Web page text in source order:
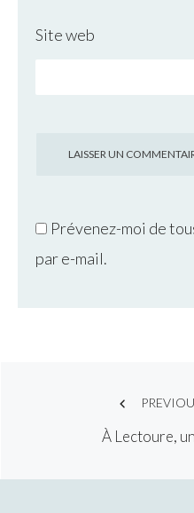
Site web
Prévenez-moi de
par e-mail.
navigation
À Lectoure,